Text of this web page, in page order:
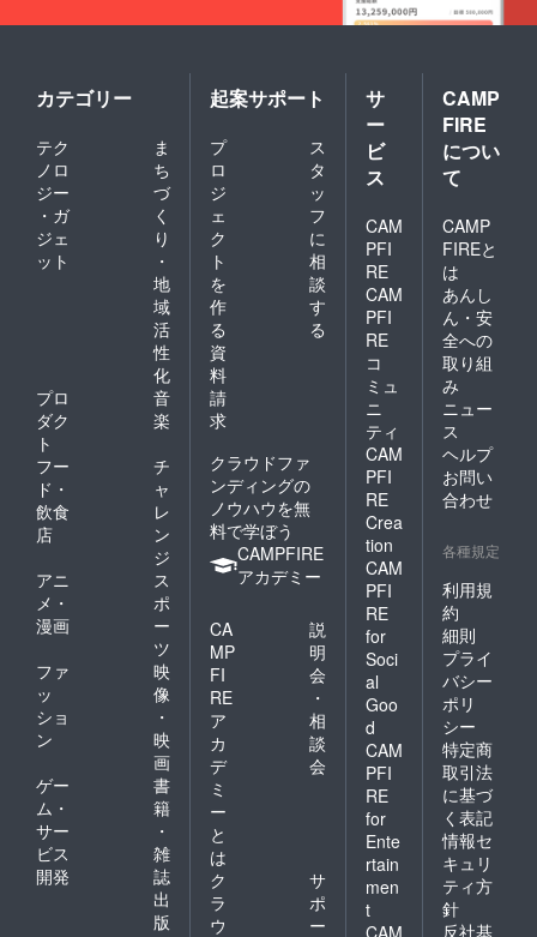
カテゴリー
テク
ノロ
ジー
・ガ
ジェ
ット
ま
ち
づ
く
り
・
地
域
活
性
化
プロ
ダク
ト
音
楽
フー
ド・
飲食
店
チ
ャ
レ
ン
ジ
アニ
メ・
漫画
ス
ポ
ー
ツ
ファ
ッ
ショ
ン
映
像
・
映
画
ゲー
ム・
サー
ビス
開発
書
籍
・
雑
誌
出
版
起案サポート
プ
ロ
ジ
ェ
ク
ト
を
作
る
ス
タ
ッ
フ
に
相
談
す
る
資
料
請
求
クラウドファ
ンディングの
ノウハウを無
料で学ぼう
CAMPFIRE
アカデミー
CA
MP
FI
RE
ア
カ
デ
ミ
ー
と
は
説
明
会
・
相
談
会
ク
ラ
ウ
サ
ポ
ー
サ
ー
ビ
ス
CAM
PFI
RE
CAM
PFI
RE
コ
ミュ
ニ
ティ
CAM
PFI
RE
Crea
tion
CAM
PFI
RE
for
Soci
al
Goo
d
CAM
PFI
RE
for
Ente
rtain
men
t
CAM
CAMP
FIRE
につい
て
CAMP
FIREと
は
あんし
ん・安
全への
取り組
み
ニュー
ス
ヘルプ
お問い
合わせ
各種規定
利用規
約
細則
プライ
バシー
ポリ
シー
特定商
取引法
に基づ
く表記
情報セ
キュリ
ティ方
針
反社基